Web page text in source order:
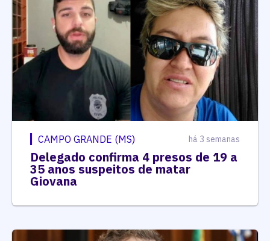
CAMPO GRANDE (MS) há 3 semanas
Delegado confirma 4 presos de 19 a
35 anos suspeitos de matar
Giovana